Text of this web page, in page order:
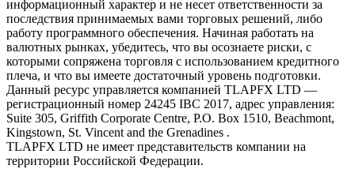
информационный характер и не несет ответственности за
последствия принимаемых вами торговых решений, либо
работу программного обеспечения. Начиная работать на
валютных рынках, убедитесь, что вы осознаете риски, с
которыми сопряжена торговля с использованием кредитного
плеча, и что вы имеете достаточный уровень подготовки.
Данный ресурс управляется компанией TLAPFX LTD —
регистрационный номер 24245 IBC 2017, адрес управления:
Suite 305, Griffith Corporate Centre, P.O. Box 1510, Beachmont,
Kingstown, St. Vincent and the Grenadines .
TLAPFX LTD не имеет представительств компании на
территории Российской Федерации.